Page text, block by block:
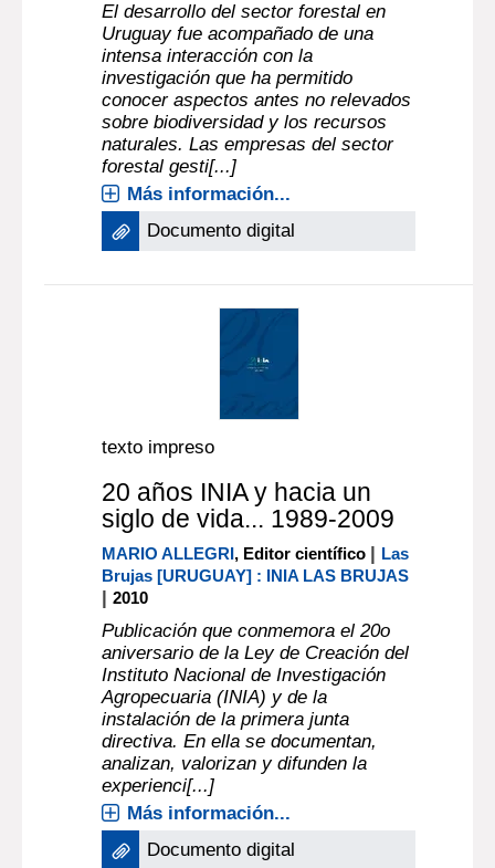
El desarrollo del sector forestal en
Uruguay fue acompañado de una
intensa interacción con la
investigación que ha permitido
conocer aspectos antes no relevados
sobre biodiversidad y los recursos
naturales. Las empresas del sector
forestal gesti[...]
Más información...
Documento digital
texto impreso
20 años INIA y hacia un
siglo de vida... 1989-2009
MARIO ALLEGRI, Editor científico | Las
Brujas [URUGUAY] : INIA LAS BRUJAS
|2010
Publicación que conmemora el 20o
aniversario de la Ley de Creación del
Instituto Nacional de Investigación
Agropecuaria (INIA) y de la
instalación de la primera junta
directiva. En ella se documentan,
analizan, valorizan y difunden la
experienci[...]
Más información...
Documento digital